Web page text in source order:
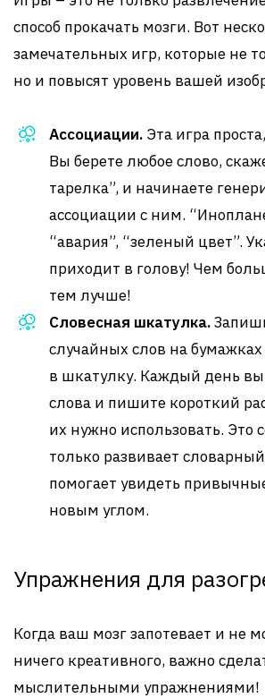
способ прокачать мозги. Вот
замечательных игр, которые не
но и повысят уровень вашей
Ассоциации. Эта игра
Вы берете любое слово,
тарелка”, и начинаете
ассоциации с ним.
“авария”, “зеленый цвет”.
приходит в голову! Чем
тем лучше!
Словесная шкатулка.
случайных слов на
в шкатулку. Каждый день
слова и пишите короткий
их нужно использовать. Это
только развивает
помогает увидеть
новым углом.
Упражнения для
Когда ваш мозг запотевает и не
ничего креативного, важно
мыслительными упражнениями!